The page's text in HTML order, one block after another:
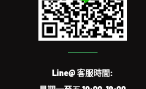
Line@ 客服時間: